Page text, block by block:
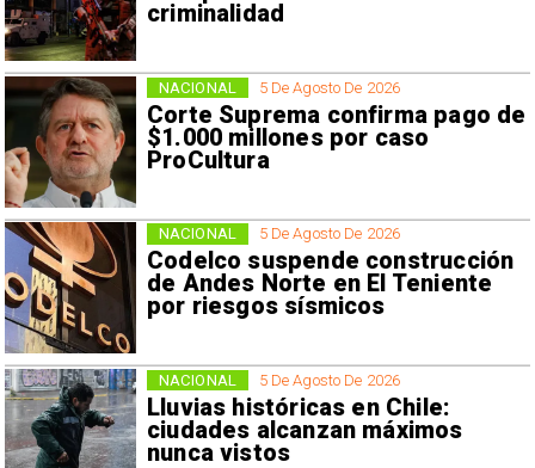
criminalidad
5 De Agosto De 2026
Corte Suprema confirma pago de
$1.000 millones por caso
ProCultura
NACIONAL
5 De Agosto De 2026
Codelco suspende construcción
de Andes Norte en El Teniente
por riesgos sísmicos
NACIONAL
5 De Agosto De 2026
Lluvias históricas en Chile:
ciudades alcanzan máximos
nunca vistos
NACIONAL